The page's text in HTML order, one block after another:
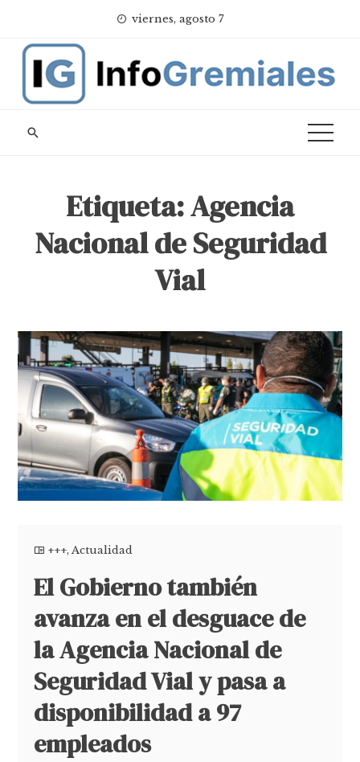
content
viernes, agosto 7
Etiqueta:Agencia
Nacional de Seguridad
Vial
+++,Actualidad
El Gobierno también
avanza en el desguace de
la Agencia Nacional de
Seguridad Vial y pasa a
disponibilidad a 97
empleados